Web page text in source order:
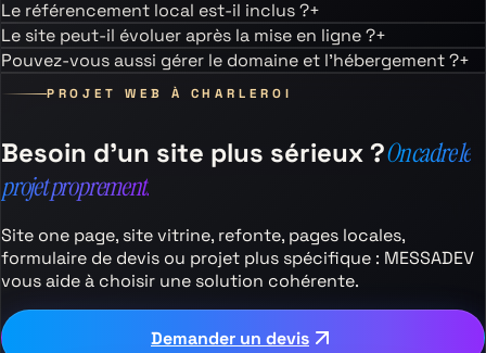
Le référencement local est-il inclus ?+
Le site peut-il évoluer après la mise en ligne ?+
Pouvez-vous aussi gérer le domaine et l’hébergement ?+
PROJET WEB À CHARLEROI
Besoin d’un site plus sérieux ?On cadre le
projet proprement.
Site one page, site vitrine, refonte, pages locales,
formulaire de devis ou projet plus spécifique : MESSADEV
vous aide à choisir une solution cohérente.
Demander un devis